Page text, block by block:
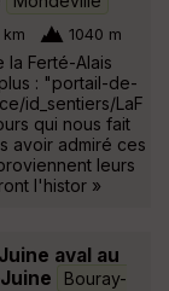
km 1040 m
la Ferté-Alais
: "portail-de-
id_sentiers/LaF
qui nous fait
avoir admiré ces
leurs
l'histor »
aval au
Bouray-